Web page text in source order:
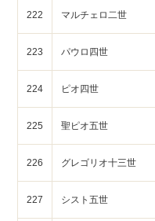
222 マルチェロ二世
223 パウロ四世
224 ピオ四世
225 聖ピオ五世
226 グレゴリオ十三世
227 シスト五世